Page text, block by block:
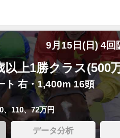
9月15日(日) 4回
以上1勝クラス(500
ト 右・1,400m 16頭
、110、72万円
データ分析